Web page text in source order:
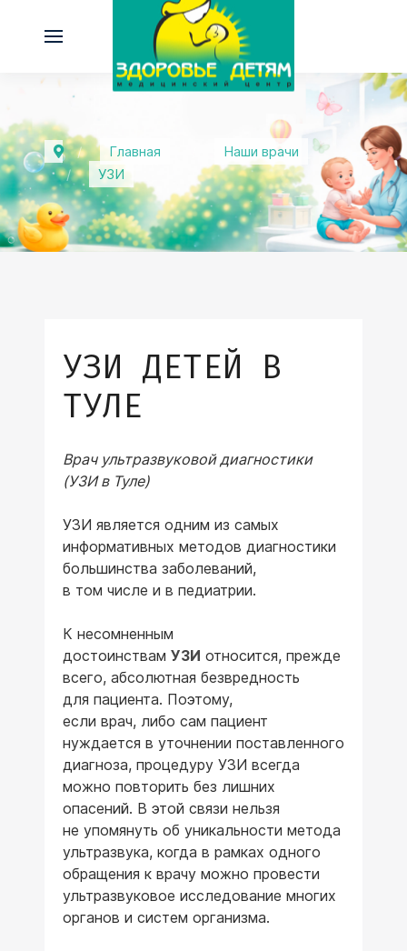
Главная
Наши врачи
УЗИ
УЗИ ДЕТЕЙ В
ТУЛЕ
Врач ультразвуковой диагностики
(УЗИ в Туле)
УЗИ является одним из самых
информативных методов диагностики
большинства заболеваний,
в том числе и в педиатрии.
К несомненным
достоинствам УЗИ относится, прежде
всего, абсолютная безвредность
для пациента. Поэтому,
если врач, либо сам пациент
нуждается в уточнении поставленного
диагноза, процедуру УЗИ всегда
можно повторить без лишних
опасений. В этой связи нельзя
не упомянуть об уникальности метода
ультразвука, когда в рамках одного
обращения к врачу можно провести
ультразвуковое исследование многих
органов и систем организма.